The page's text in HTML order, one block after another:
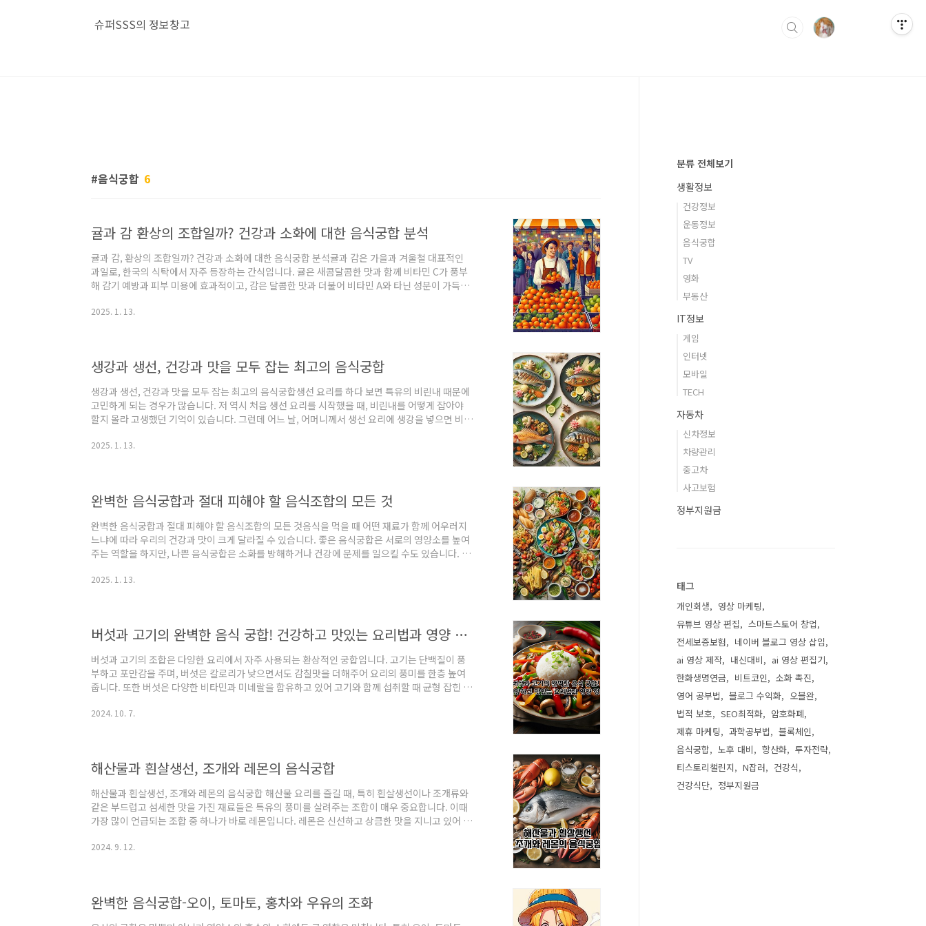
슈퍼SSS의 정보창고
음식궁합 6
귤과 감 환상의 조합일까? 건강과 소화에 대한 음식궁합 분석
귤과 감, 환상의 조합일까? 건강과 소화에 대한 음식궁합 분석귤과 감은 가을과 겨울철 대표적인
과일로, 한국의 식탁에서 자주 등장하는 간식입니다. 귤은 새콤달콤한 맛과 함께 비타민 C가 풍부
해 감기 예방과 피부 미용에 효과적이고, 감은 달콤한 맛과 더불어 비타민 A와 타닌 성분이 가득해
양 효과를 극대화시키지만, 반대로 소화에 방해를 주거나 부작용을 일으킬 수도 있습니다.사실 저
2025. 1. 13.
생강과 생선, 건강과 맛을 모두 잡는 최고의 음식궁합
생강과 생선, 건강과 맛을 모두 잡는 최고의 음식궁합생선 요리를 하다 보면 특유의 비린내 때문에
고민하게 되는 경우가 많습니다. 저 역시 처음 생선 요리를 시작했을 때, 비린내를 어떻게 잡아야
할지 몰라 고생했던 기억이 있습니다. 그런데 어느 날, 어머니께서 생선 요리에 생강을 넣으면 비린
경험했습니다. 생강의 알싸한 향이 생선의 비린내를 잡아줄 뿐만 아니라 생선 요리의 풍미를 한층
2025. 1. 13.
완벽한 음식궁합과 절대 피해야 할 음식조합의 모든 것
완벽한 음식궁합과 절대 피해야 할 음식조합의 모든 것음식을 먹을 때 어떤 재료가 함께 어우러지
느냐에 따라 우리의 건강과 맛이 크게 달라질 수 있습니다. 좋은 음식궁합은 서로의 영양소를 높여
주는 역할을 하지만, 나쁜 음식궁합은 소화를 방해하거나 건강에 문제를 일으킬 수도 있습니다. 저
었는데요. 예를 들어, 돼지고기와 새우를 함께 먹었을 때 몸이 무거워지는 느낌을 받은 적도 있고,
2025. 1. 13.
버섯과 고기의 완벽한 음식 궁합! 건강하고 맛있는 요리법과 영양 정보
버섯과 고기의 조합은 다양한 요리에서 자주 사용되는 환상적인 궁합입니다. 고기는 단백질이 풍
부하고 포만감을 주며, 버섯은 칼로리가 낮으면서도 감칠맛을 더해주어 요리의 풍미를 한층 높여
줍니다. 또한 버섯은 다양한 비타민과 미네랄을 함유하고 있어 고기와 함께 섭취할 때 균형 잡힌 영
즐길 수 있는 다양한 요리법을 소개하겠습니다.버섯과 고기의 영양 궁합버섯과 고기를 함께 섭취
2024. 10. 7.
해산물과 흰살생선, 조개와 레몬의 음식궁합
해산물과 흰살생선, 조개와 레몬의 음식궁합 해산물 요리를 즐길 때, 특히 흰살생선이나 조개류와
같은 부드럽고 섬세한 맛을 가진 재료들은 특유의 풍미를 살려주는 조합이 매우 중요합니다. 이때
가장 많이 언급되는 조합 중 하나가 바로 레몬입니다. 레몬은 신선하고 상큼한 맛을 지니고 있어 해
선, 조개와 레몬이 함께하는 음식궁합이 왜 좋은지, 그리고 이러한 조합이 맛뿐만 아니라 건강에도
2024. 9. 12.
완벽한 음식궁합-오이, 토마토, 홍차와 우유의 조화
분류 전체보기
생활정보
건강정보
운동정보
음식궁합
TV
영화
부동산
IT정보
게임
인터넷
모바일
TECH
자동차
신차정보
차량관리
중고차
사고보험
정부지원금
태그
개인회생
영상 마케팅
유튜브 영상 편집
스마트스토어 창업
전세보증보험
네이버 블로그 영상 삽입
ai 영상 제작
내신대비
ai 영상 편집기
한화생명연금
비트코인
소화 촉진
영어 공부법
블로그 수익화
오블완
법적 보호
SEO최적화
암호화폐
제휴 마케팅
과학공부법
블록체인
음식궁합
노후 대비 항산화
투자전략
티스토리챌린지
N잡러
건강식
건강식단
정부지원금